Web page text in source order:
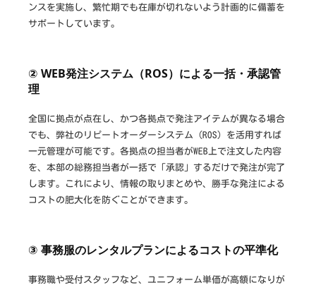
ンスを実施し、繁忙期でも在庫が切れないよう計画的に備蓄を
サポートしています。
② WEB発注システム（ROS）による一括・承認管
理
全国に拠点が点在し、かつ各拠点で発注アイテムが異なる場合
でも、弊社のリピートオーダーシステム（ROS）を活用すれば
一元管理が可能です。各拠点の担当者がWEB上で注文した内容
を、本部の総務担当者が一括で「承認」するだけで発注が完了
します。これにより、情報の取りまとめや、勝手な発注による
コストの肥大化を防ぐことができます。
③ 事務服のレンタルプランによるコストの平準化
事務職や受付スタッフなど、ユニフォーム単価が高額になりが